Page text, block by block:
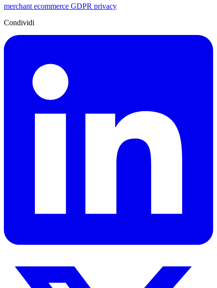
merchant ecommerce GDPR privacy
Condividi